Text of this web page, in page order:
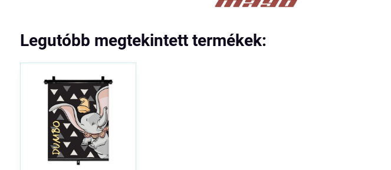
Legutóbb megtekintett termékek: